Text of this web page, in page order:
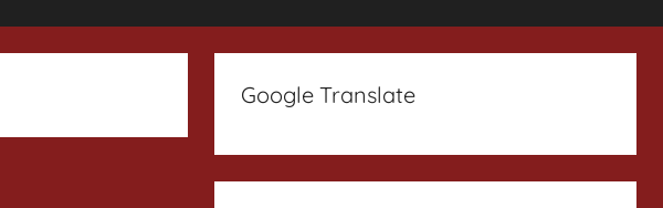
Google Translate